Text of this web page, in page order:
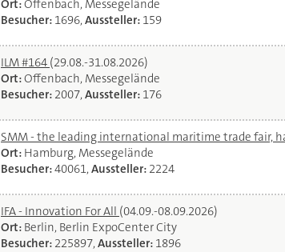
Ort:Offenbach, Messegelände
Besucher: 1696,Aussteller: 159
ILM #164 (29.08.-31.08.2026)
Ort:Offenbach, Messegelände
Besucher: 2007,Aussteller: 176
SMM - the leading international maritime trade fair,
Ort: Hamburg, Messegelände
Besucher:40061,Aussteller: 2224
IFA - Innovation For All (04.09.-08.09.2026)
Ort: Berlin, Berlin ExpoCenter City
Besucher: 225897,Aussteller: 1896